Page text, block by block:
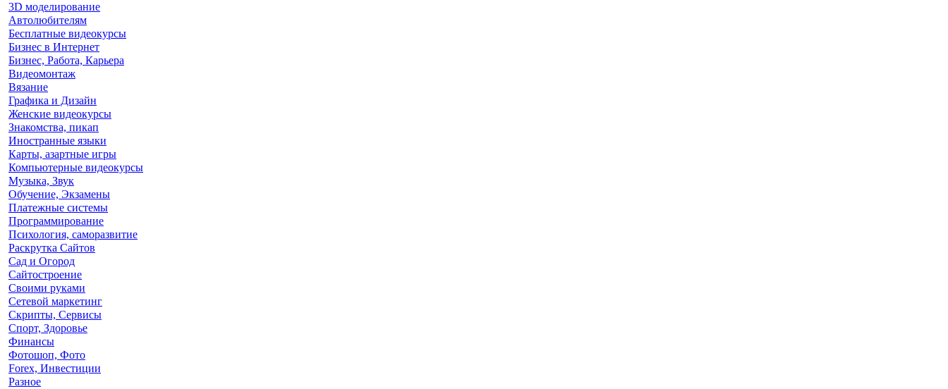
3D моделирование
Автолюбителям
Бесплатные видеокурсы
Бизнес в Интернет
Бизнес, Работа, Карьера
Видеомонтаж
Вязание
Графика и Дизайн
Женские видеокурсы
Знакомства, пикап
Иностранные языки
Карты, азартные игры
Компьютерные видеокурсы
Музыка, Звук
Обучение, Экзамены
Платежные системы
Программирование
Психология, саморазвитие
Раскрутка Сайтов
Cад и Огород
Сайтостроение
Своими руками
Сетевой маркетинг
Скрипты, Сервисы
Спорт, Здоровье
Финансы
Фотошоп, Фото
Forex, Инвестиции
Разное